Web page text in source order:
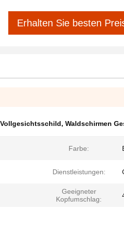
Erhalten Sie besten
Vollgesichtsschild, Waldschirmen
Farbe:
Dienstleistungen:
Geeigneter
Kopfumschlag: